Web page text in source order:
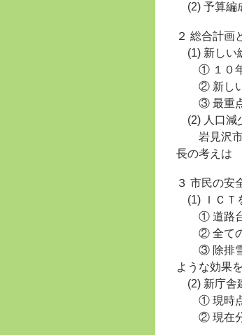
(2) 予算編
２ 総合計画
(1) 新しい
① １０年
② 新しい
③ 最重点
(2) 人口減
岩見沢市
長の考えは
３ 市民の安
(1) ＩＣＴ
① 道路台
② 全ての
③ 除排雪
ような効果
(2) 新庁舎
① 現時点
② 現在分